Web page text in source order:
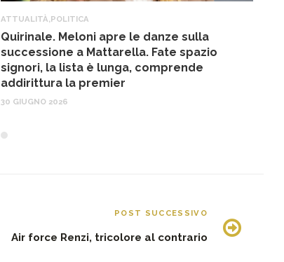
ATTUALITÀ POLITICA
Quirinale. Meloni apre le danze sulla
successione a Mattarella. Fate spazio
signori, la lista è lunga, comprende
addirittura la premier
30 GIUGNO 2026
POST SUCCESSIVO
Air force Renzi, tricolore al contrario